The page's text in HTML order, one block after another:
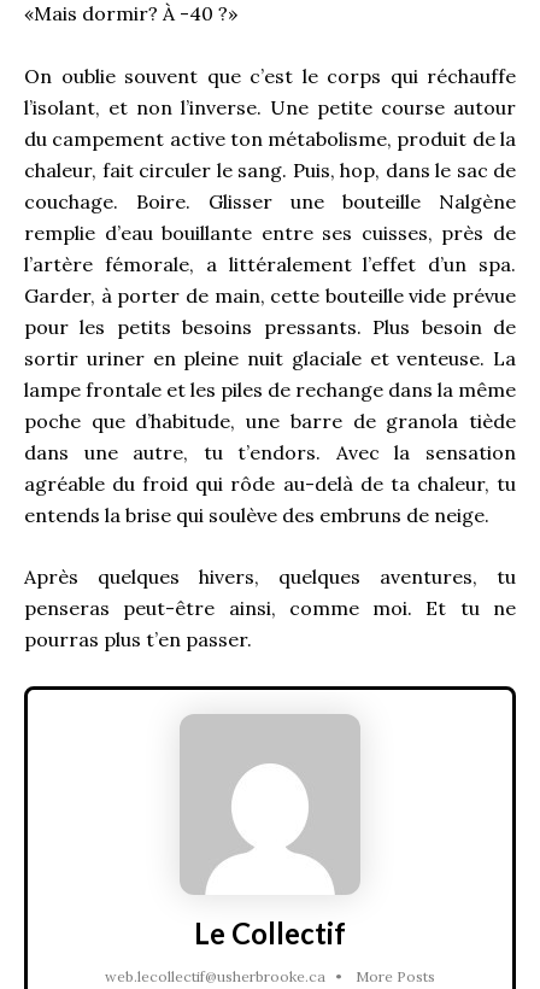
«Mais dormir? À -40 ?»
On oublie souvent que c’est le corps qui réchauffe
l’isolant, et non l’inverse. Une petite course autour
du campement active ton métabolisme, produit de la
chaleur, fait circuler le sang. Puis, hop, dans le sac de
couchage. Boire. Glisser une bouteille Nalgène
remplie d’eau bouillante entre ses cuisses, près de
l’artère fémorale, a littéralement l’effet d’un spa.
Garder, à porter de main, cette bouteille vide prévue
pour les petits besoins pressants. Plus besoin de
sortir uriner en pleine nuit glaciale et venteuse. La
lampe frontale et les piles de rechange dans la même
poche que d’habitude, une barre de granola tiède
dans une autre, tu t’endors. Avec la sensation
agréable du froid qui rôde au-delà de ta chaleur, tu
entends la brise qui soulève des embruns de neige.
Après quelques hivers, quelques aventures, tu
penseras peut-être ainsi, comme moi. Et tu ne
pourras plus t’en passer.
Le Collectif
web.lecollectif@usherbrooke.ca • More Posts